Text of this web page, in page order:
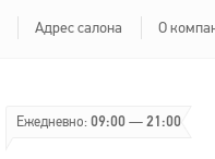
Адрес салона О
Ежедневно:09:00—21:00